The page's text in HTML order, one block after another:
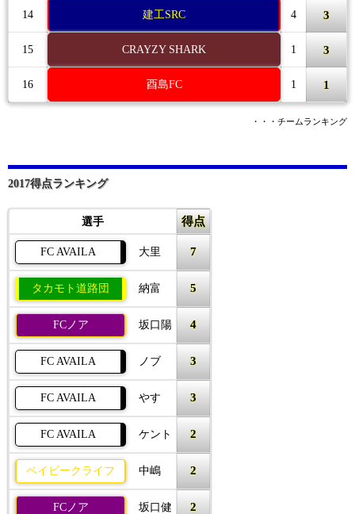
14 建工SRC 4 3
15 CRAYZY SHARK 1 3
16 酉島FC 1 1
・・・チームランキング
2017得点ランキング
選手 得点
FC AVAILA 大里 7
タカモト道路団 納富 5
FCノア 坂口陽 4
FC AVAILA ノブ 3
FC AVAILA やす 3
FC AVAILA ケント 2
ベイビークライフ 中嶋 2
FCノア 坂口健 2